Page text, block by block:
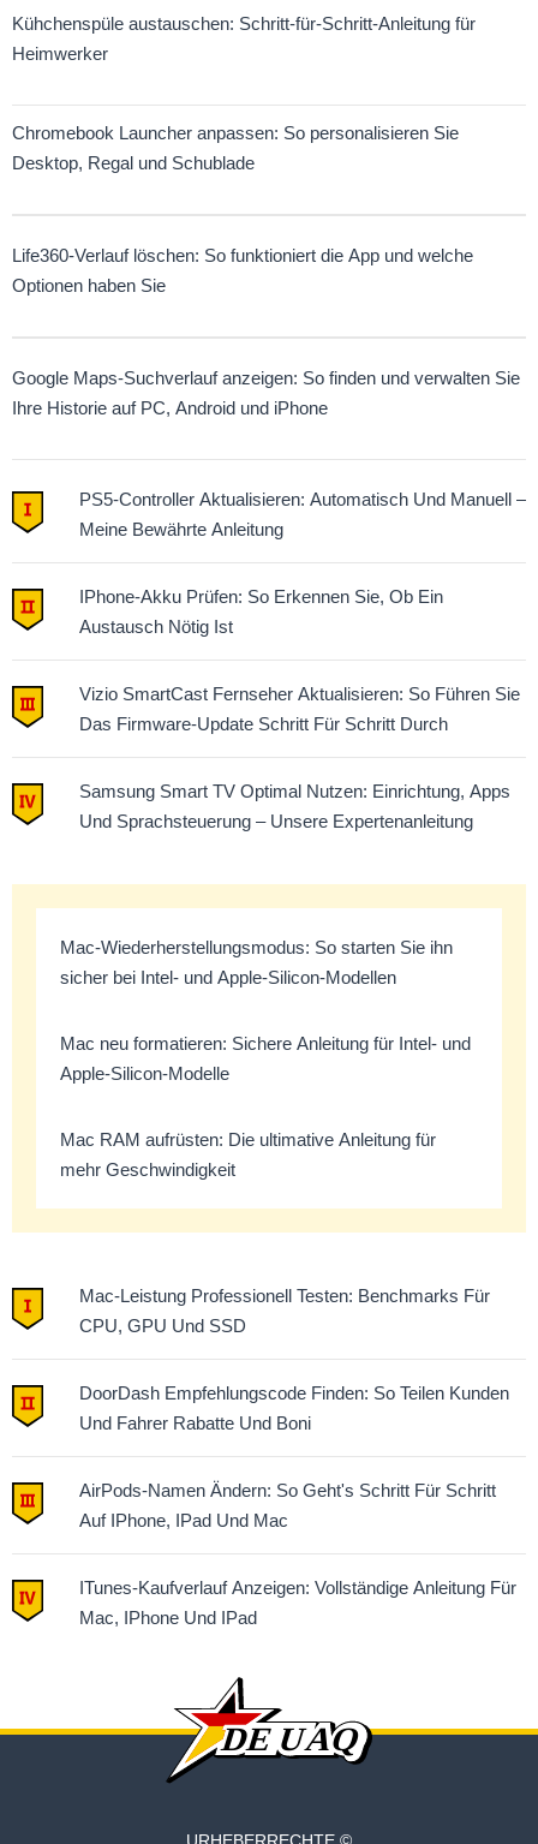
Kühchenspüle austauschen: Schritt-für-Schritt-Anleitung für
Heimwerker
Chromebook Launcher anpassen: So personalisieren Sie
Desktop, Regal und Schublade
Life360-Verlauf löschen: So funktioniert die App und welche
Optionen haben Sie
Google Maps-Suchverlauf anzeigen: So finden und verwalten Sie
Ihre Historie auf PC, Android und iPhone
PS5-Controller Aktualisieren: Automatisch Und Manuell –
Meine Bewährte Anleitung
IPhone-Akku Prüfen: So Erkennen Sie, Ob Ein
Austausch Nötig Ist
Vizio SmartCast Fernseher Aktualisieren: So Führen Sie
Das Firmware-Update Schritt Für Schritt Durch
Samsung Smart TV Optimal Nutzen: Einrichtung, Apps
Und Sprachsteuerung – Unsere Expertenanleitung
Mac-Wiederherstellungsmodus: So starten Sie ihn
sicher bei Intel- und Apple-Silicon-Modellen
Mac neu formatieren: Sichere Anleitung für Intel- und
Apple-Silicon-Modelle
Mac RAM aufrüsten: Die ultimative Anleitung für
mehr Geschwindigkeit
Mac-Leistung Professionell Testen: Benchmarks Für
CPU, GPU Und SSD
DoorDash Empfehlungscode Finden: So Teilen Kunden
Und Fahrer Rabatte Und Boni
AirPods-Namen Ändern: So Geht's Schritt Für Schritt
Auf IPhone, IPad Und Mac
ITunes-Kaufverlauf Anzeigen: Vollständige Anleitung Für
Mac, IPhone Und IPad
URHEBERRECHTE ©